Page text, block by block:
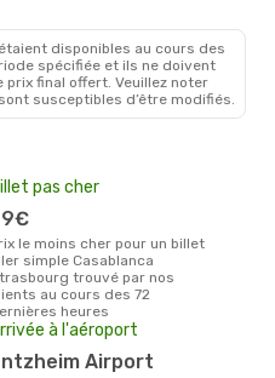
disponibles au cours des
spécifiée et ils ne doivent
final offert. Veuillez noter
susceptibles d’être modifiés.
pas cher
79€
simple Casablanca
trouvé par nos
au cours des 72
heures
à l'aéroport
Entzheim Airport